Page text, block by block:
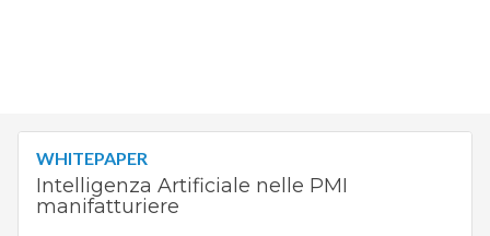
WHITEPAPER
Intelligenza Artificiale nelle PMI
manifatturiere